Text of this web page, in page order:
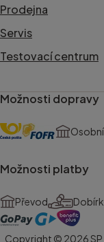
Prodejna
Servis
Testovací centrum
Možnosti dopravy
Možnosti platby
Převod
Copyright © 2026 SP